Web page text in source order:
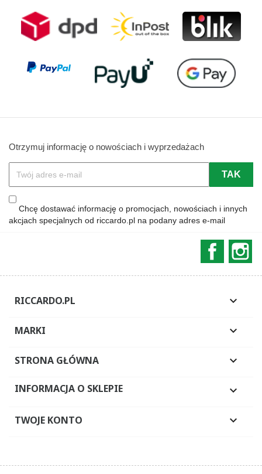
Otrzymuj informację o nowościach i wyprzedażach
Chcę dostawać informację o promocjach, nowościach i innych
akcjach specjalnych od riccardo.pl na podany adres e-mail
RICCARDO.PL 
MARKI 
STRONA GŁÓWNA 
INFORMACJA O SKLEPIE 
TWOJE KONTO 